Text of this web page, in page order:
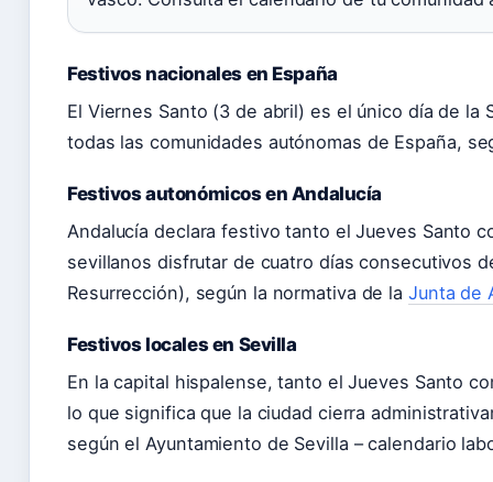
Festivos nacionales en España
El Viernes Santo (3 de abril) es el único día de la
todas las comunidades autónomas de España,
Festivos autonómicos en Andalucía
Andalucía declara festivo tanto el Jueves Santo
sevillanos disfrutar de cuatro días consecutivos
Resurrección), según la normativa de la Junta de
Festivos locales en Sevilla
En la capital hispalense, tanto el Jueves Santo
lo que significa que la ciudad cierra
según el Ayuntamiento de Sevilla – calendario